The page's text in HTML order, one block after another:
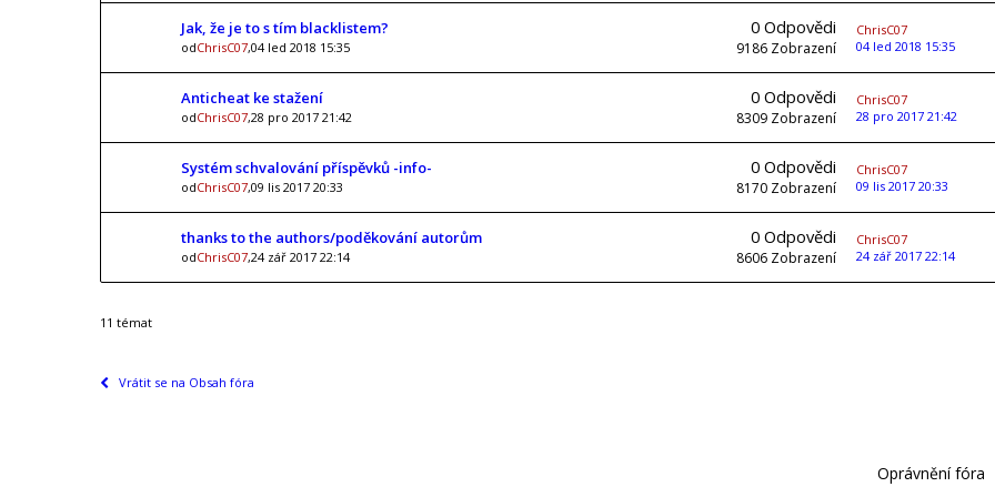
Jak, že je to s tím blacklistem?
odChrisC07,04 led 2018 15:35
0 Odpovědi
9186 Zobrazení
ChrisC07
04 led 2018 15:35
Anticheat ke stažení
odChrisC07,28 pro 2017 21:42
0 Odpovědi
8309 Zobrazení
ChrisC07
28 pro 2017 21:42
Systém schvalování příspěvků -info-
odChrisC07,09 lis 2017 20:33
0 Odpovědi
8170 Zobrazení
ChrisC07
09 lis 2017 20:33
thanks to the authors/poděkování autorům
odChrisC07,24 zář 2017 22:14
0 Odpovědi
8606 Zobrazení
ChrisC07
24 zář 2017 22:14
11 témat
Vrátit se na Obsah fóra
Oprávnění fóra